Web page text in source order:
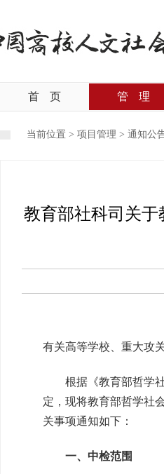
首 页 管 理
当前位置 > 项目管理 > 通知公
教育部社科司关于
有关高等学校、重大攻
根据《教育部哲学社
定，现将教育部哲学社
关事项通知如下：
一、中检范围